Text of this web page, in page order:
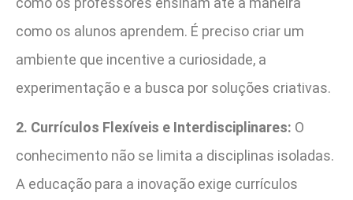
como os alunos aprendem. É preciso criar um
ambiente que incentive a curiosidade, a
experimentação e a busca por soluções criativas.
2. Currículos Flexíveis e Interdisciplinares: O
conhecimento não se limita a disciplinas isoladas.
A educação para a inovação exige currículos